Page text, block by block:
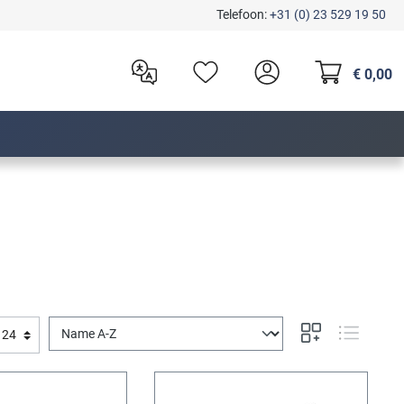
Telefoon:+31 (0) 23 529 19 50
€ 0,00